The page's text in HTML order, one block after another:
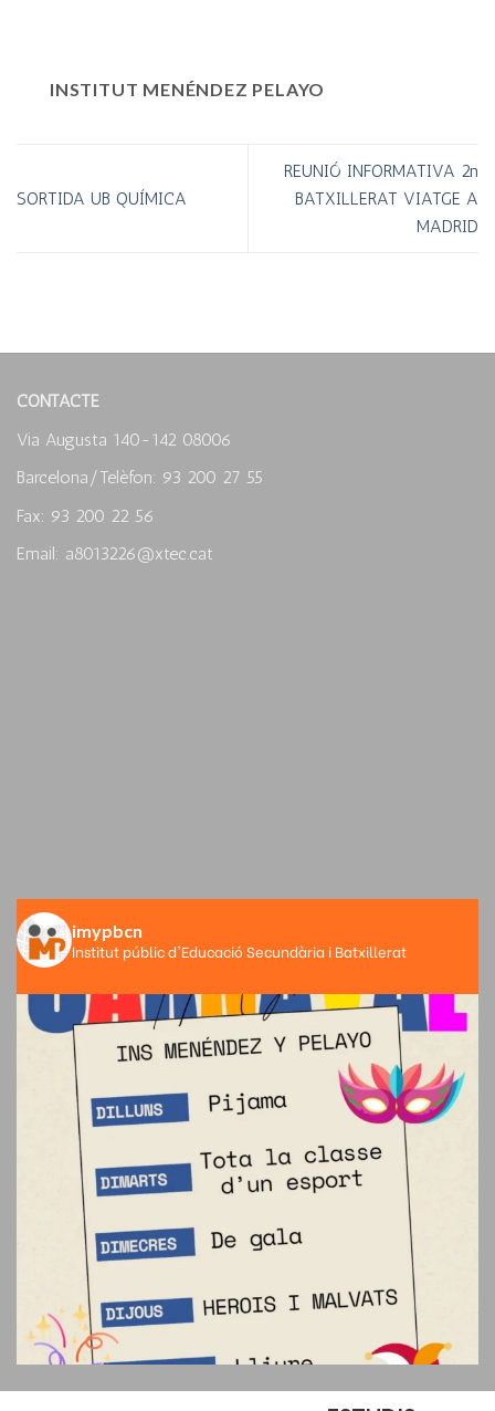
INSTITUT MENÉNDEZ PELAYO
SORTIDA UB QUÍMICA
REUNIÓ INFORMATIVA 2n
BATXILLERAT VIATGE A
MADRID
CONTACTE
Via Augusta 140-142 08006
Barcelona/Telèfon: 93 200 27 55
Fax: 93 200 22 56
Email: a8013226@xtec.cat
imypbcn
Institut públic d'Educació Secundària i Batxillerat